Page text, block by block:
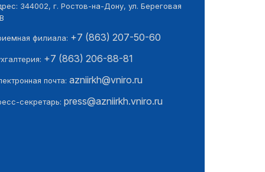
344002, г. Ростов-на-Дону, ул. Береговая
филиала: +7 (863) 207-50-60
+7 (863) 206-88-81
почта: azniirkh@vniro.ru
секретарь: press@azniirkh.vniro.ru